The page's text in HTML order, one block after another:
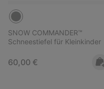
SNOW COMMANDER™
Schneestiefel für Kleinkinder
Regular price:
60,00 €